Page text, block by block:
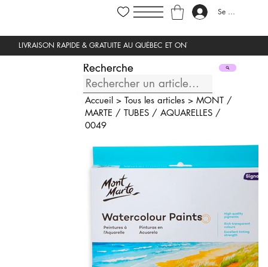
Se connecter
Recherche
Accueil> Tous les articles> MONT /
MARTE / TUBES / AQUARELLES /
0049